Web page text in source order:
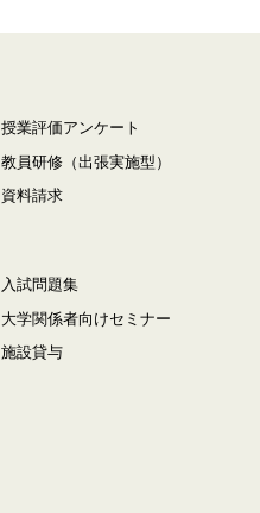
授業評価アンケート
教員研修（出張実施型）
資料請求
入試問題集
大学関係者向けセミナー
施設貸与